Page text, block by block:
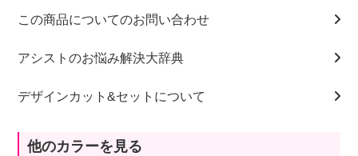
この商品についてのお問い合わせ
アシストのお悩み解決大辞典
デザインカット&セットについて
他のカラーを見る